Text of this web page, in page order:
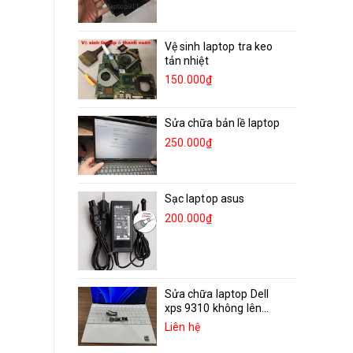
Vệ sinh laptop tra keo
tản nhiệt
150.000₫
Sửa chữa bản lề laptop
250.000₫
Sạc laptop asus
200.000₫
Sửa chữa laptop Dell
xps 9310 không lên...
Liên hệ